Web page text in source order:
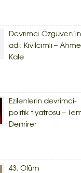
Devrimci Özgüven’in
adı: Kıvılcımlı –
Kale
Ezilenlerin devrimci-
politik tiyatrosu –
Demirer
43. Ölüm